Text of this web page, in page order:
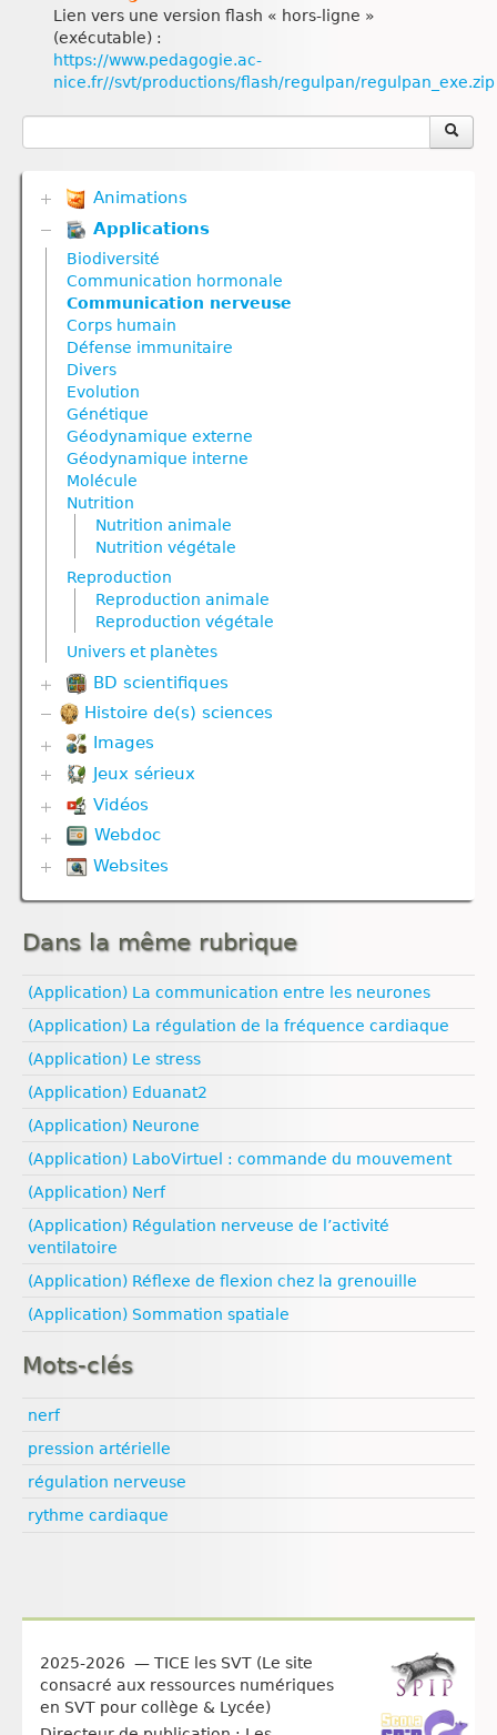
Lien vers une version flash « hors-ligne »
(exécutable) :
https://www.pedagogie.ac-
nice.fr//svt/productions/flash/regulpan/regulpan_exe.zip
Animations
Biodiversité
Communication hormonale
Communication nerveuse
Corps humain
Défense immunitaire
Divers
Génétique
Géodynamique externe
Géodynamique interne
Nutrition
Nutrition animale
Nutrition végétale
Reproduction
Reproduction animale
Reproduction végétale
Ressources naturelles et pollution
Applications
Biodiversité
Communication hormonale
Communication nerveuse
Corps humain
Défense immunitaire
Divers
Evolution
Génétique
Géodynamique externe
Géodynamique interne
Molécule
Nutrition
Nutrition animale
Nutrition végétale
Reproduction
Reproduction animale
Reproduction végétale
Univers et planètes
BD scientifiques
Biodiversité
Corps humain
Divers
Evolution
Géodynamique externe et Climat
Géodynamique interne
Gestes techniques
Nutrition
Histoire de(s) sciences
Images
Corps humain
Jeux sérieux
Biodiversité
Défense immunitaire
Divers
Evolution
Nutrition
Ressources naturelles et pollution
Vidéos
Communication hormonale
Communication nerveuse
Corps humain
Défense immunitaire
Nutrition
Reproduction
Reproduction animale
Webdoc
Biodiversité
Défense immunitaire
Evolution
Génétique
Géodynamique interne
Ressources naturelles et pollution
Websites
Esprit critique
Géologie
Pédagogie
Santé
Vulgarisation scientifique
Égalité filles‑garçons
Dans la même rubrique
(Application) La communication entre les neurones
(Application) La régulation de la fréquence cardiaque
(Application) Le stress
(Application) Eduanat2
(Application) Neurone
(Application) LaboVirtuel : commande du mouvement
(Application) Nerf
(Application) Régulation nerveuse de l’activité
ventilatoire
(Application) Réflexe de flexion chez la grenouille
(Application) Sommation spatiale
Mots-clés
nerf
pression artérielle
régulation nerveuse
rythme cardiaque
2025-2026 — TICE les SVT (Le site
consacré aux ressources numériques
en SVT pour collège & Lycée)